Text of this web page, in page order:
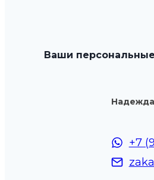
Ваши
Надежда
+7